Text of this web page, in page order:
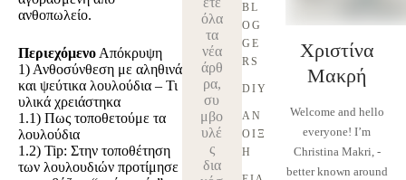
ανθοπωλείο.
Περιεχόμενο Απόκρυψη
1) Ανθοσύνθεση με αληθινά
και ψεύτικα λουλούδια – Τι
υλικά χρειάστηκα
1.1) Πως τοποθετούμε τα
λουλούδια
1.2) Tip: Στην τοποθέτηση
των λουλουδιών προτίμησε
όλα
τα
νέα
άρθ
ρα,
συ
μβο
υλέ
ς
δια
BL
OG
GE
RS
DIY
ΆΝ
ΟΙΞ
Η
Χριστίνα
Μακρή
Welcome and hello
everyone! I’m
Christina Makri, -
better known around